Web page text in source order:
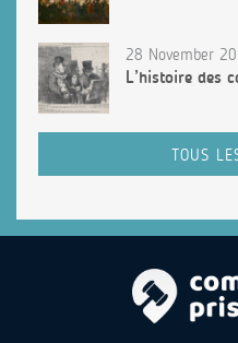
28 November
L’histoire des
TOUS